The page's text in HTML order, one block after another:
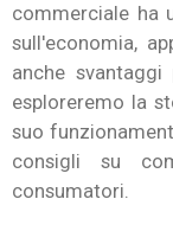
commerciale ha
sull'economia,
anche
esploreremo la
suo
consigli su
consumatori.